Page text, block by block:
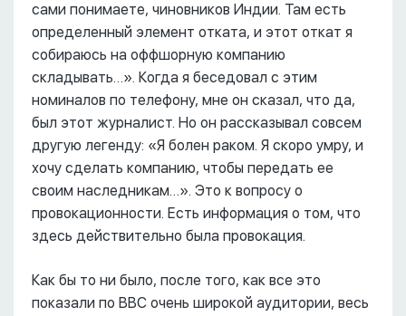
сами понимаете, чиновников Индии. Там есть
определенный элемент отката, и этот откат я
собираюсь на оффшорную компанию
складывать…». Когда я беседовал с этим
номиналов по телефону, мне он сказал, что да,
был этот журналист. Но он рассказывал совсем
другую легенду: «Я болен раком. Я скоро умру, и
хочу сделать компанию, чтобы передать ее
своим наследникам…». Это к вопросу о
провокационности. Есть информация о том, что
здесь действительно была провокация.
Как бы то ни было, после того, как все это
показали по ВВС очень широкой аудитории, весь